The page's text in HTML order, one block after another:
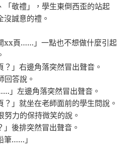
「敬禮」，學生東倒西歪的站起
沒誠意的禮。
xx頁……」一點也不想做什麼引起
？」右邊角落突然冒出聲音。
回答說。
」左邊角落突然冒出聲音。
？」就坐在老師面前的學生問說。
力的保持微笑的說。
」後排突然冒出聲音。
筆……」